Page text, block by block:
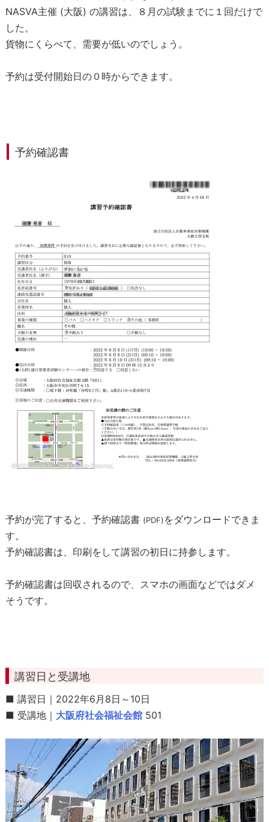
け
て
1
書
ッ
NASVA主催 (大阪) の講習は、８月の試験までに１回だけで
した。
貨物にくらべて、需要が低いのでしょう。
予約は受付開始日の０時からできます。
予約確認書
予約が完了すると、予約確認書 (PDF)をダウンロードできま
す。
予約確認書は、印刷をして講習の初日に持参します。
予約確認書は回収されるので、スマホの画面などではダメ
そうです。
講習日と受講地
■ 講習日｜2022年6月8日～10日
■ 受講地｜ 大阪府社会福祉会館 501